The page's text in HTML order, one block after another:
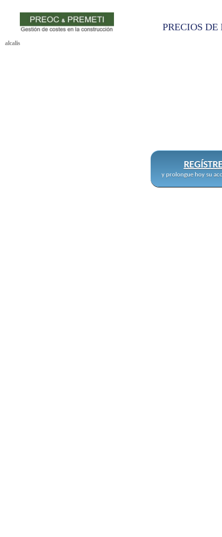
PRECIOS
alcalis
y prolongue hoy su